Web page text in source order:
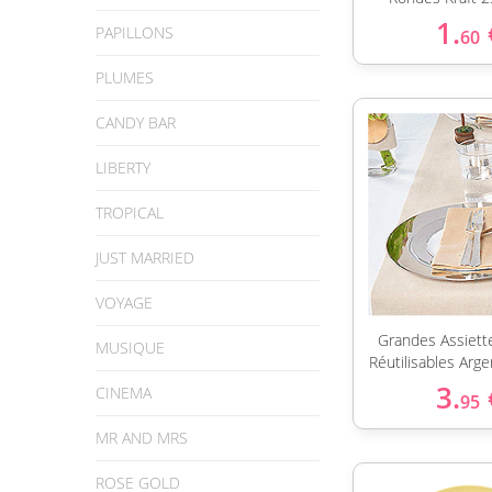
PAPILLONS
PLUMES
CANDY BAR
LIBERTY
TROPICAL
JUST MARRIED
VOYAGE
MUSIQUE
CINEMA
MR AND MRS
ROSE GOLD
1.60
Grandes
Réutilisables
3.95